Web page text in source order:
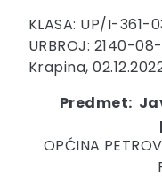
KLASA: UP/I-
URBROJ: 2140-
Krapina,
Predmet:
OPĆINA